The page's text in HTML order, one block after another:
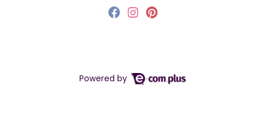
Powered by